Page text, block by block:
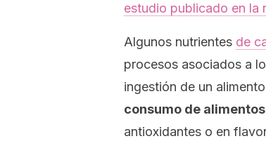
estudio publicado en la
Algunos nutrientes de
procesos asociados a
ingestión de un
consumo de
antioxidantes o en